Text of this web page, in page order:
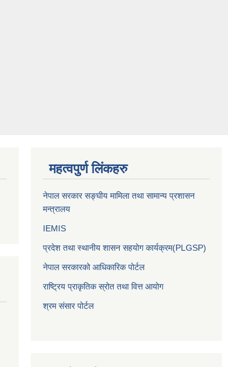
महत्वपुर्ण लिंकहरु
नेपाल सरकार सङ्घीय मामिला तथा सामान्य प्रशासन
मन्त्रालय
IEMIS
प्रदेश तथा स्थानीय शासन सहयोग कार्यक्रम(PLGSP)
नेपाल सरकारको आधिकारिक पोर्टल
राष्ट्रिय प्राकृतिक स्रोत तथा वित्त आयोग
श्रम संसार पोर्टल